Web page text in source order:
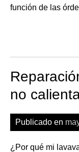
función de las
no
Publicado en
¿Por qué mi